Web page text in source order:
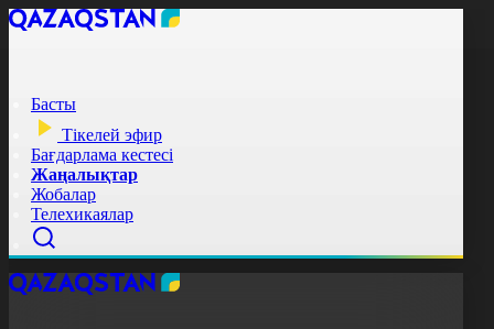
Басты
Тікелей эфир
Бағдарлама кестесі
Жаңалықтар
Жобалар
Телехикаялар